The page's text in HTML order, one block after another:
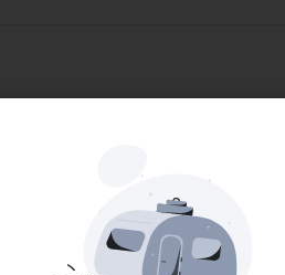
de Rodas
Wifi Gratuito